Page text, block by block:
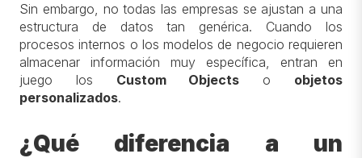
Sin embargo, no todas las empresas se ajustan a una
estructura de datos tan genérica. Cuando los
procesos internos o los modelos de negocio requieren
almacenar información muy específica, entran en
juego los Custom Objects o objetos
personalizados.
¿Qué diferencia a un